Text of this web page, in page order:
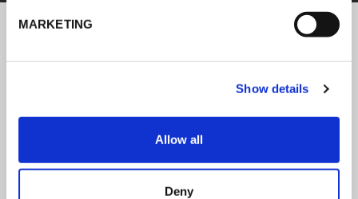
MARKETING
Show details
Allow all
Deny
productos e instalaciones de K-FLEX.
LEER TODAS LAS NOTICIAS